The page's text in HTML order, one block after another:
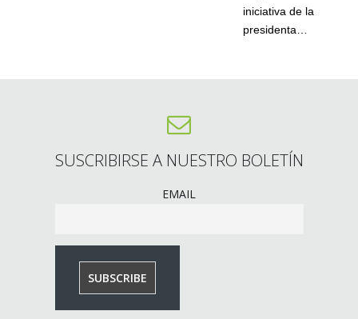
iniciativa de la
presidenta…
SUSCRIBIRSE A NUESTRO BOLETÍN
EMAIL